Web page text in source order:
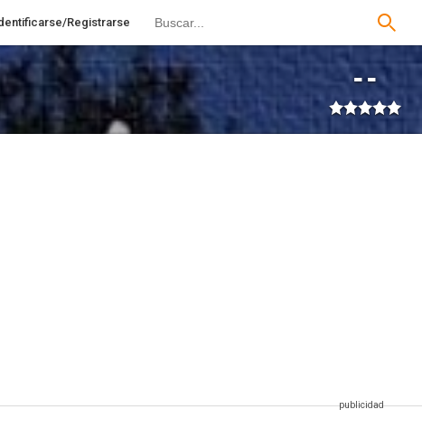
Registrarse
--